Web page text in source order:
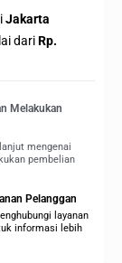
Jakarta
dariRp.
Melakukan
mengenai
pembelian
Pelanggan
layanan
informasi lebih